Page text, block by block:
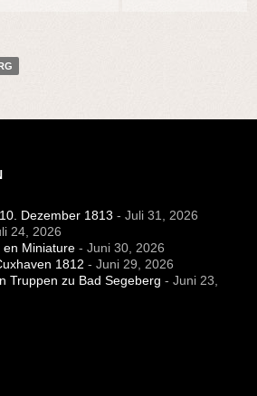
Dezember 1813 - Juli 31, 2026
24, 2026
en Miniature - Juni 30, 2026
1812 - Juni 29, 2026
Truppen zu Bad Segeberg - Juni 23,